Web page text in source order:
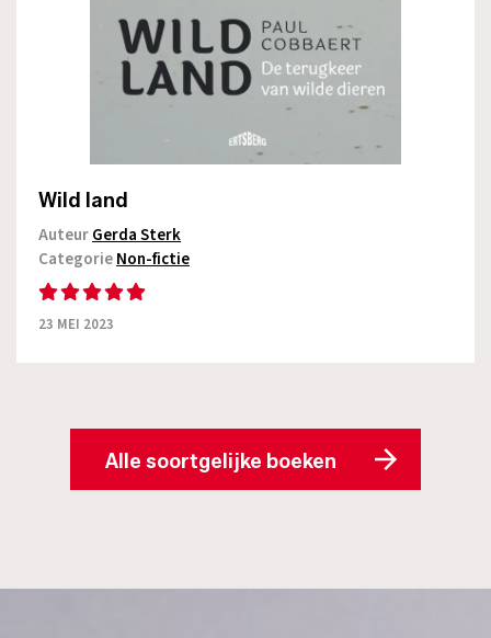
Wild land
AuteurGerda Sterk
CategorieNon-fictie
23 MEI 2023
Alle soortgelijke boeken